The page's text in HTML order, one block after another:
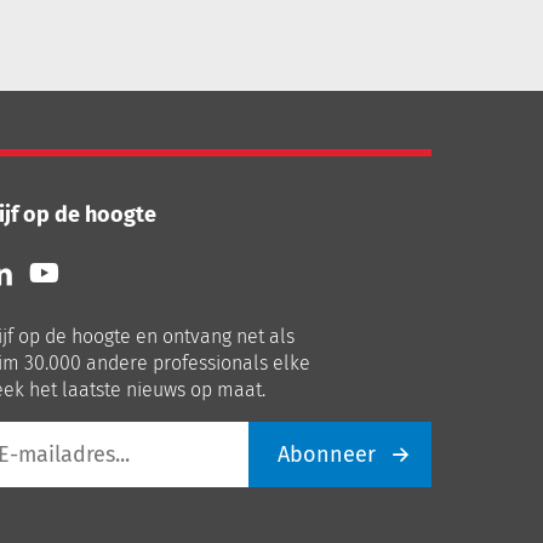
op de hoogte
Volg
ons
Youtube
op de hoogte en ontvang net als
30.000 andere professionals elke
het laatste nieuws op maat.
Abonneer